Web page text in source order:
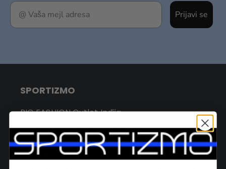
Prijavi se
SPORTIZMO
BIG FASHION Outlet Inđija
PITAJTE NAS MEJLOM:
info@sportizmo.rs